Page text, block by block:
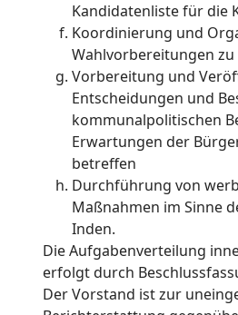
Kandidatenliste für die
Koordinierung und
Wahlvorbereitungen
Vorbereitung und
Entscheidungen und
kommunalpolitischen
Erwartungen der
betreffen
Durchführung von
Maßnahmen im Sinne
Inden.
Die Aufgabenverteilung
erfolgt durch
Der Vorstand ist zur